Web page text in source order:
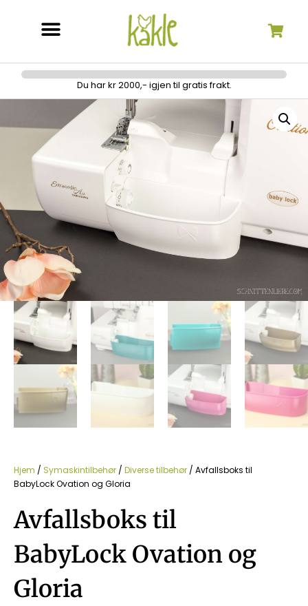
Du har kr 2000,- igjen til gratis frakt.
Hjem / Symaskintilbehør / Diverse tilbehør / Avfallsboks til
BabyLock Ovation og Gloria
Avfallsboks til
BabyLock Ovation og
Gloria